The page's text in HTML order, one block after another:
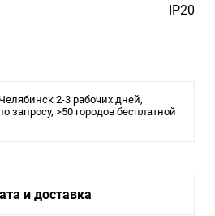
IP20
2-3 рабочих дней,
запросу, >50 городов бесплатной
и доставка